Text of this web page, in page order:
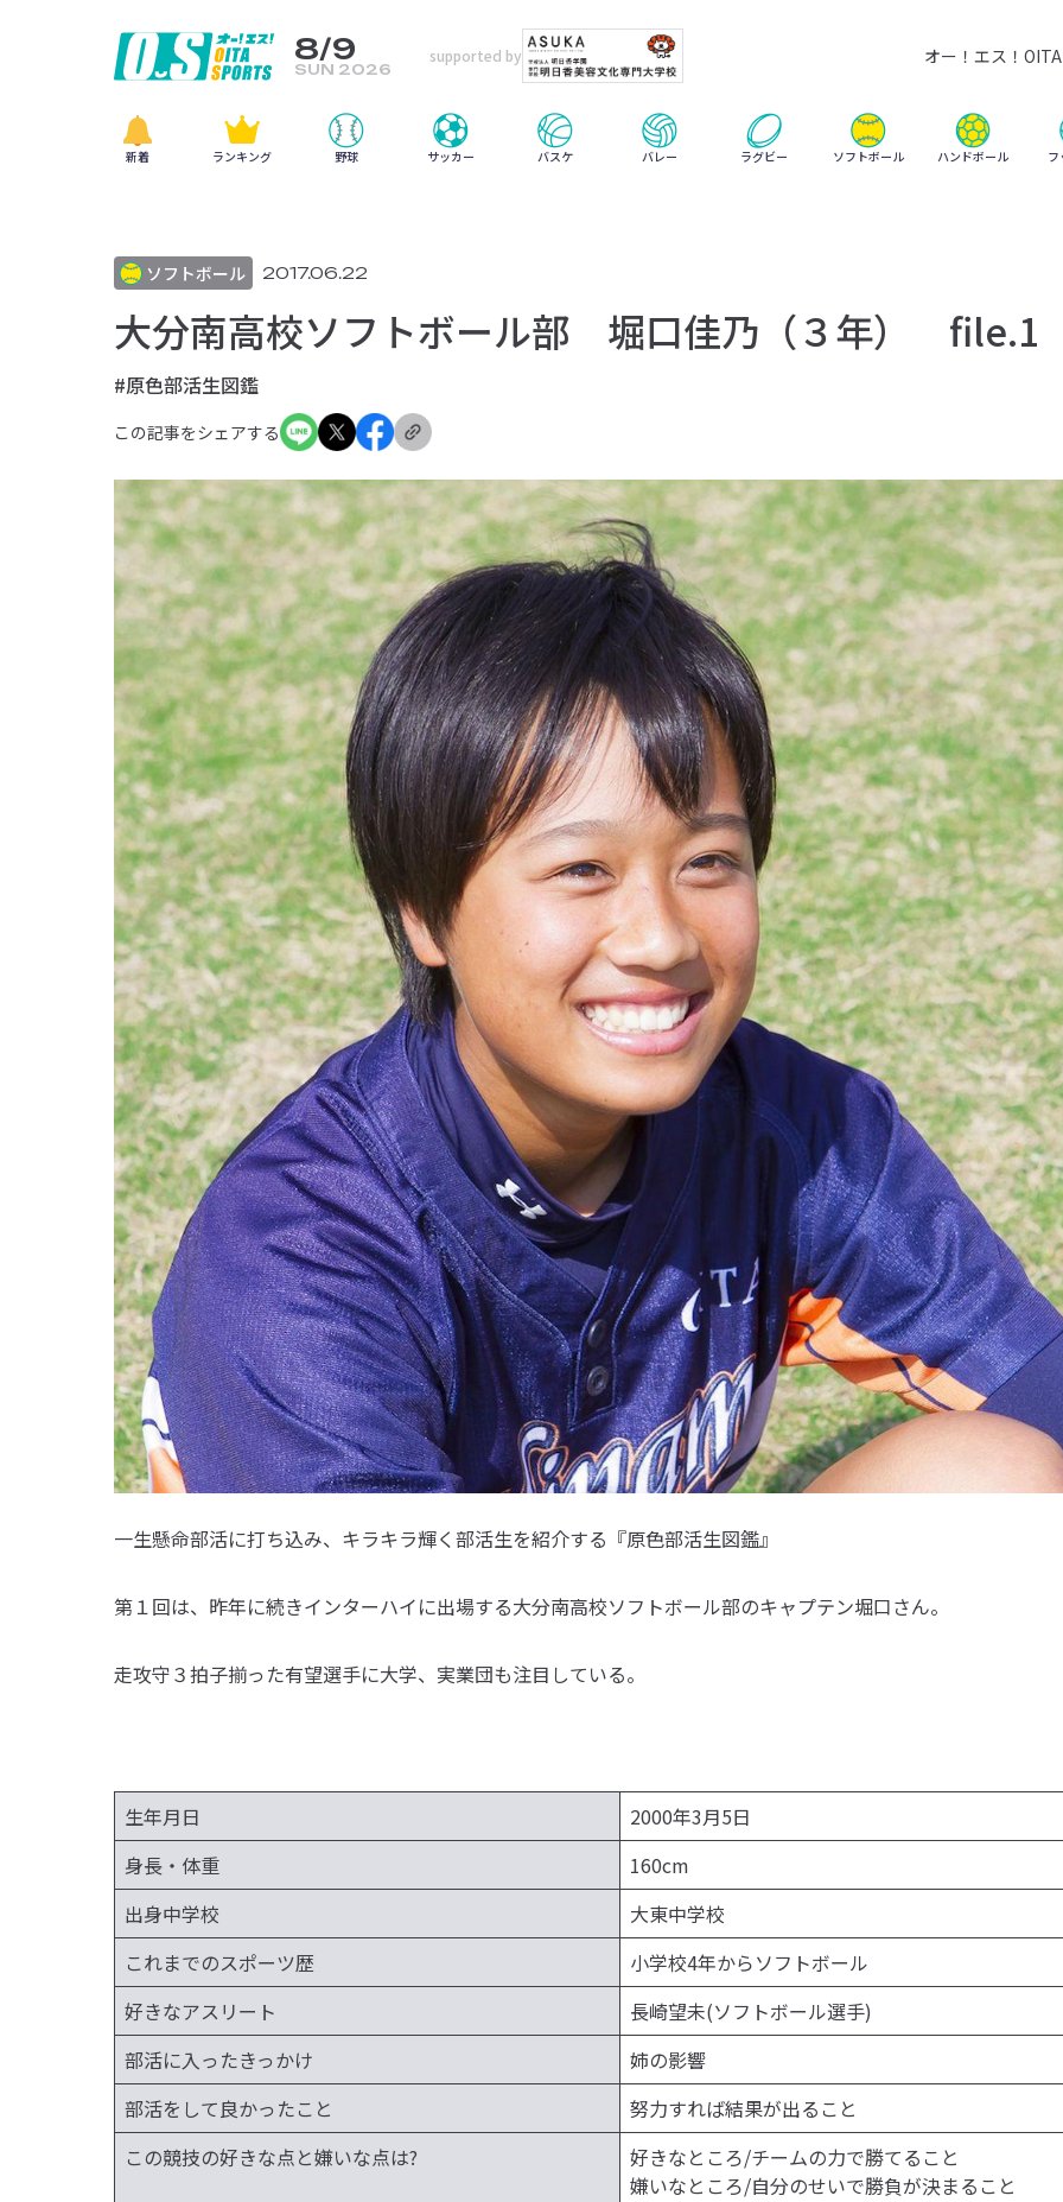
8/9
SUN 2026
supported by オー！エス！
新着 ランキング 野球 サッカー バスケ バレー ラグビー ソフトボール ハンドボール
ソフトボール 2017.06.22
大分南高校ソフトボール部 堀口佳乃（３年） file.1
#原色部活生図鑑
この記事をシェアする
一生懸命部活に打ち込み、キラキラ輝く部活生を紹介する『原色部活生図鑑』
第１回は、昨年に続きインターハイに出場する大分南高校ソフトボール部のキャプテン堀口さん。
走攻守３拍子揃った有望選手に大学、実業団も注目している。
生年月日
2000年3月5日
身長・体重
160cm
出身中学校
大東中学校
これまでのスポーツ歴
小学校4年からソフトボール
好きなアスリート
長崎望未(ソフトボール選手)
部活に入ったきっかけ
姉の影響
部活をして良かったこと
努力すれば結果が出ること
この競技の好きな点と嫌いな点は?
好きなところ/チームの力で勝てること
嫌いなところ/自分のせいで勝負が決まること